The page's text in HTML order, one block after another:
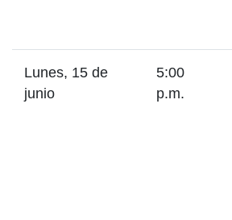
Lunes, 15 de
junio
5:00
p.m.